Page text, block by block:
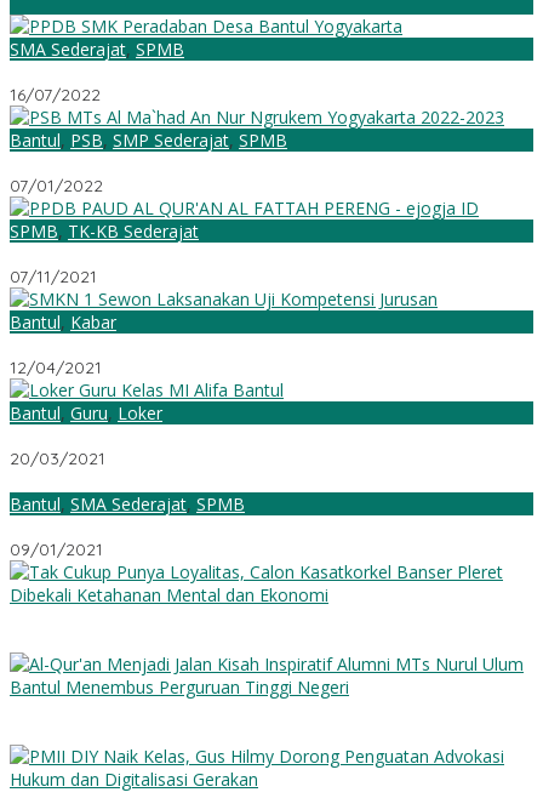
SMA Sederajat, SPMB
16/07/2022
Bantul, PSB, SMP Sederajat, SPMB
07/01/2022
SPMB, TK-KB Sederajat
07/11/2021
Bantul, Kabar
12/04/2021
Bantul, Guru, Loker
20/03/2021
Bantul, SMA Sederajat, SPMB
09/01/2021